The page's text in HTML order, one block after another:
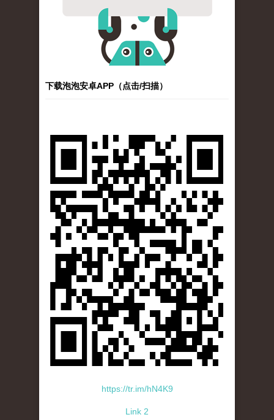
下载泡泡安卓APP（点击/扫描）
https://tr.im/hN4K9
Link 2